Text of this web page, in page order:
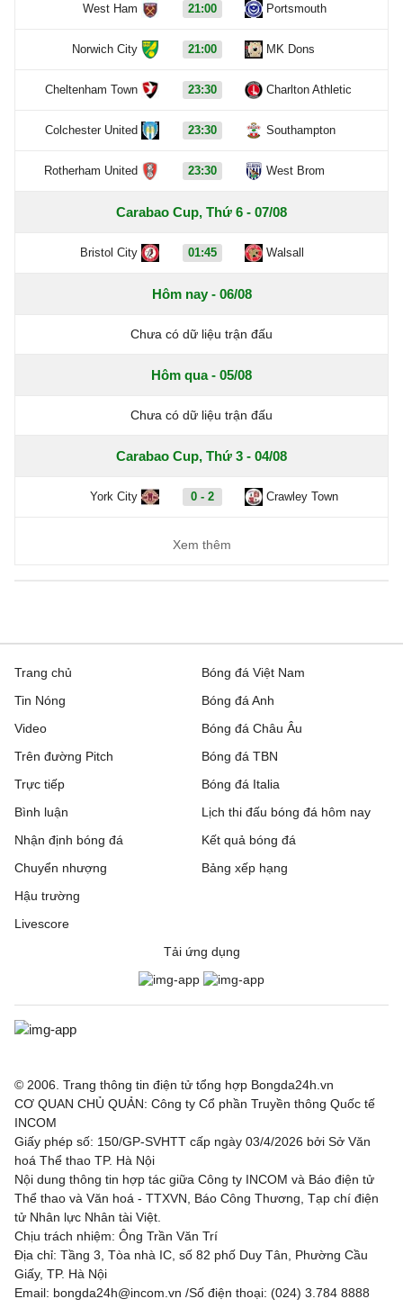
West Ham 21:00 Portsmouth
Norwich City 21:00 MK Dons
Cheltenham Town 23:30 Charlton Athletic
Colchester United 23:30 Southampton
Rotherham United 23:30 West Brom
Carabao Cup, Thứ 6 - 07/08
Bristol City 01:45 Walsall
Hôm nay - 06/08
Chưa có dữ liệu trận đấu
Hôm qua - 05/08
Chưa có dữ liệu trận đấu
Carabao Cup, Thứ 3 - 04/08
York City 0 - 2 Crawley Town
Xem thêm
Trang chủ
Tin Nóng
Video
Trên đường Pitch
Trực tiếp
Bóng đá Việt Nam
Bóng đá Anh
Bóng đá Châu Âu
Bóng đá TBN
Bóng đá Italia
Bình luận
Nhận định bóng đá
Chuyển nhượng
Hậu trường
Livescore
Lịch thi đấu bóng đá hôm nay
Kết quả bóng đá
Bảng xếp hạng
Tải ứng dụng
© 2006. Trang thông tin điện tử tổng hợp Bongda24h.vn
CƠ QUAN CHỦ QUẢN: Công ty Cổ phần Truyền thông Quốc tế
INCOM
Giấy phép số: 150/GP-SVHTT cấp ngày 03/4/2026 bởi Sở Văn
hoá Thể thao TP. Hà Nội
Nội dung thông tin hợp tác giữa Công ty INCOM và Báo điện tử
Thể thao và Văn hoá - TTXVN, Báo Công Thương, Tạp chí điện
tử Nhân lực Nhân tài Việt.
Chịu trách nhiệm: Ông Trần Văn Trí
Địa chỉ: Tầng 3, Tòa nhà IC, số 82 phố Duy Tân, Phường Cầu
Giấy, TP. Hà Nội
Email: bongda24h@incom.vn /Số điện thoại: (024) 3.784 8888